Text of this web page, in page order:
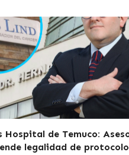
Hospital de Temuco:
legalidad de